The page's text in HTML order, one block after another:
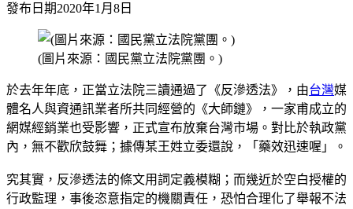
發布日期2020年1月8日
(圖片來源：國民黨立法院黨團。)
於去年年底，正當立法院三讀通過了《反滲透法》，由台灣媒
體名人與資通訊業者所共同經營的《大師鏈》，一家甫成立的
網媒經銷業也受影響，正式宣布放棄台灣市場。對比於執政黨
內，無不歡欣鼓舞；據傳某王姓立委還說，「藥效迅速喔」。
究其實，反滲透法的條文用詞定義模糊；而幾近於空白授權的
行政監理，事後恣意指定的機關責任，恐怕合理化了舉報不法